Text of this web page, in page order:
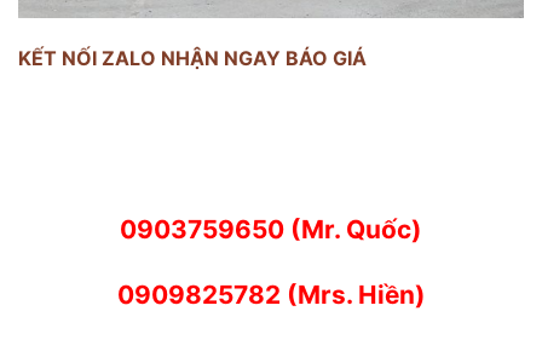
KẾT NỐI ZALO NHẬN NGAY BÁO GIÁ
0903759650 (Mr. Quốc)
0909825782 (Mrs. Hiền)